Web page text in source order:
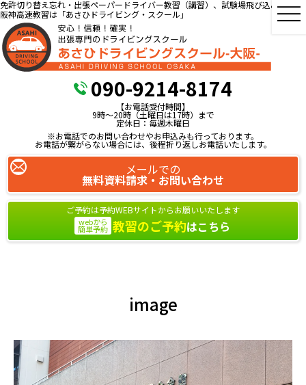
免許切り替え忘れ・出張ペーパードライバー教習（講習）、試験場飛び込み教習、
阪神高速教習は「あさひドライビング・スクール」
090-9214-8174
【お電話受付時間】
9時～20時（土曜日は17時）まで
定休日：毎週木曜日
※お電話でのお問い合わせやお申込みも行っております。
お電話が繋がらない場合には、後程折り返しお電話いたします。
メールでの
無料資料請求・お問い合わせ
ご予約は予約WEBサイトからお願いいたします
webから
簡単予約 教習のご予約はこちら
image